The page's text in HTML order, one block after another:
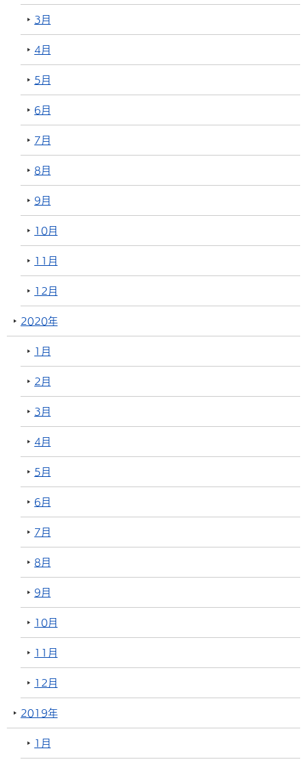
3月
4月
5月
6月
7月
8月
9月
10月
11月
12月
2020年
1月
2月
3月
4月
5月
6月
7月
8月
9月
10月
11月
12月
2019年
1月